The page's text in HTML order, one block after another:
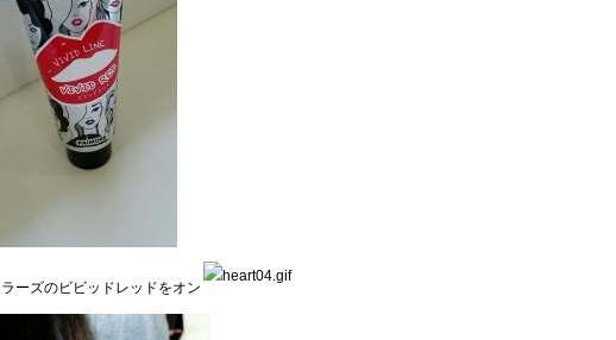
ーズのビビッドレッドをオン